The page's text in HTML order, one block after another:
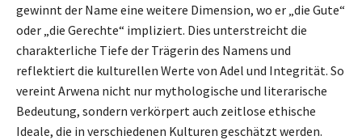
gewinnt der Name eine weitere Dimension, wo er „die Gute“
oder „die Gerechte“ impliziert. Dies unterstreicht die
charakterliche Tiefe der Trägerin des Namens und
reflektiert die kulturellen Werte von Adel und Integrität. So
vereint Arwena nicht nur mythologische und literarische
Bedeutung, sondern verkörpert auch zeitlose ethische
Ideale, die in verschiedenen Kulturen geschätzt werden.